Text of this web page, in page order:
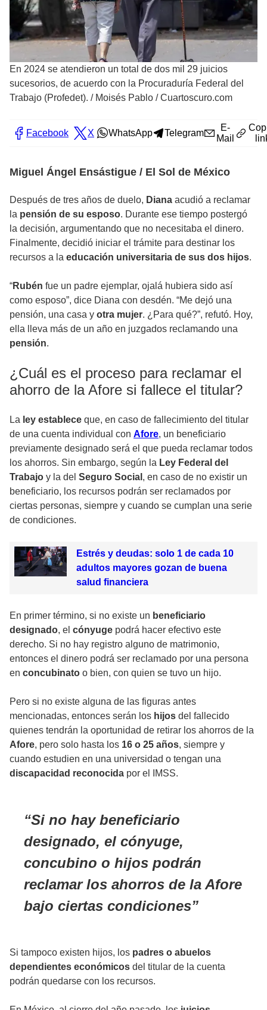
En 2024 se atendieron un total de dos mil 29 juicios
sucesorios, de acuerdo con la Procuraduría Federal del
Trabajo (Profedet). / Moisés Pablo / Cuartoscuro.com
Facebook X WhatsApp Telegram
E-
Mail
Miguel Ángel Ensástigue / El Sol de México
Después de tres años de duelo, Diana acudió a reclamar
la pensión de su esposo. Durante ese tiempo postergó
la decisión, argumentando que no necesitaba el dinero.
Finalmente, decidió iniciar el trámite para destinar los
recursos a la educación universitaria de sus dos hijos.
“Rubén fue un padre ejemplar, ojalá hubiera sido así
como esposo”, dice Diana con desdén. “Me dejó una
pensión, una casa y otra mujer. ¿Para qué?”, refutó. Hoy,
ella lleva más de un año en juzgados reclamando una
pensión.
¿Cuál es el proceso para reclamar el
ahorro de la Afore si fallece el titular?
La ley establece que, en caso de fallecimiento del titular
de una cuenta individual con Afore, un beneficiario
previamente designado será el que pueda reclamar todos
los ahorros. Sin embargo, según la Ley Federal del
Trabajo y la del Seguro Social , en caso de no existir un
beneficiario, los recursos podrán ser reclamados por
ciertas personas, siempre y cuando se cumplan una serie
de condiciones.
Estrés y deudas: solo 1 de cada 10
adultos mayores gozan de buena
salud financiera
En primer término, si no existe un beneficiario
designado, el cónyuge podrá hacer efectivo este
derecho. Si no hay registro alguno de matrimonio,
entonces el dinero podrá ser reclamado por una persona
en concubinato o bien, con quien se tuvo un hijo.
Pero si no existe alguna de las figuras antes
mencionadas, entonces serán los hijos del fallecido
quienes tendrán la oportunidad de retirar los ahorros de la
Afore, pero solo hasta los 16 o 25 años, siempre y
cuando estudien en una universidad o tengan una
discapacidad reconocida por el IMSS.
Si no hay beneficiario
designado, el cónyuge,
concubino o hijos podrán
reclamar los ahorros de la Afore
bajo ciertas condiciones
Si tampoco existen hijos, los padres o abuelos
dependientes económicos del titular de la cuenta
podrán quedarse con los recursos.